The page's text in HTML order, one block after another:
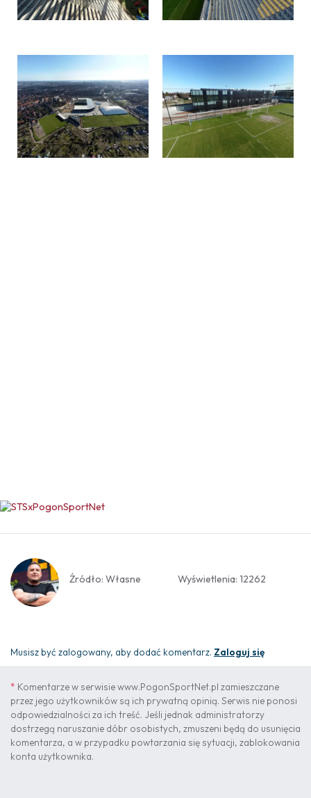
Źródło: Własne Wyświetlenia: 12262
Musisz być zalogowany, aby dodać komentarz. Zaloguj się
* Komentarze w serwisie www.PogonSportNet.pl zamieszczane
przez jego użytkowników są ich prywatną opinią. Serwis nie ponosi
odpowiedzialności za ich treść. Jeśli jednak administratorzy
dostrzegą naruszanie dóbr osobistych, zmuszeni będą do usunięcia
komentarza, a w przypadku powtarzania się sytuacji, zablokowania
konta użytkownika.